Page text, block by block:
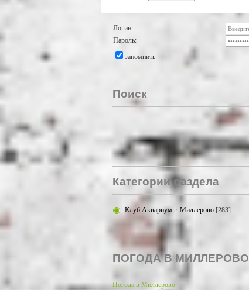
Логин:
Пароль:
запомнить
Поиск
Категории раздела
Клуб Аквариум г. Миллерово [283]
ПОГОДА В МИЛЛЕРОВО
Погода в Миллерово